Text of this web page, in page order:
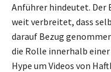
Anführer hindeutet.
weit verbreitet, dass
darauf Bezug
die Rolle innerhalb
Hype um Videos von